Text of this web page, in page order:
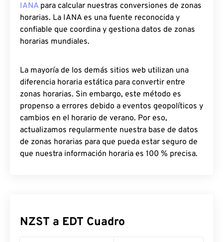
IANA para calcular nuestras conversiones de zonas
horarias. La IANA es una fuente reconocida y
confiable que coordina y gestiona datos de zonas
horarias mundiales.
La mayoría de los demás sitios web utilizan una
diferencia horaria estática para convertir entre
zonas horarias. Sin embargo, este método es
propenso a errores debido a eventos geopolíticos y
cambios en el horario de verano. Por eso,
actualizamos regularmente nuestra base de datos
de zonas horarias para que pueda estar seguro de
que nuestra información horaria es 100 % precisa.
NZST a EDT Cuadro